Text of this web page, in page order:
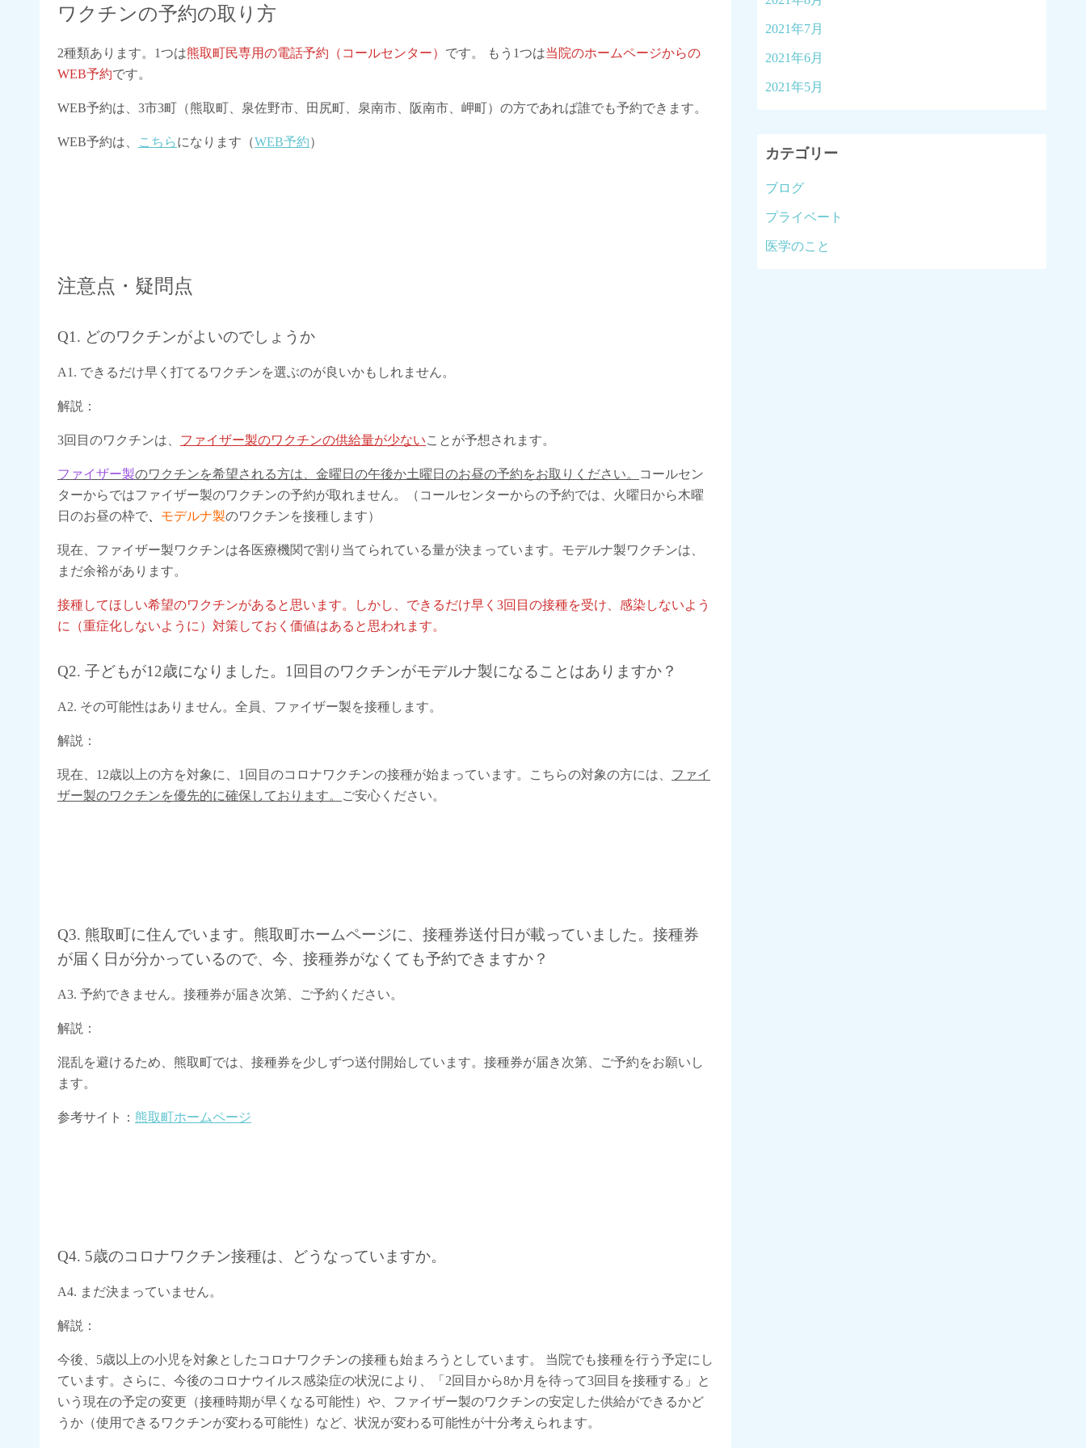
ワクチンの予約の取り方
2種類あります。1つは熊取町民専用の電話予約（コールセンター） です。 もう1つは当院のホームページからの
WEB予約です。
WEB予約は、3市3町（熊取町、泉佐野市、田尻町、泉南市、阪南市、岬町）の方であれば誰でも予約できます。
WEB予約は、 こちらになります（WEB予約）
注意点・疑問点
Q1. どのワクチンがよいのでしょうか
A1. できるだけ早く打てるワクチンを選ぶのが良いかもしれません。
解説：
3回目のワクチンは、 ファイザー製のワクチンの供給量が少ないことが予想されます。
ファイザー製のワクチンを希望される方は、金曜日の午後か土曜日のお昼の予約をお取りください。
コールセン
ターからではファイザー製のワクチンの予約が取れません。（コールセンターからの予約では、火曜日から木曜
日のお昼の枠で
モデルナ製のワクチンを接種します）
現在、ファイザー製ワクチンは各医療機関で割り当てられている量が決まっています。モデルナ製ワクチンは、
まだ余裕があります。
接種してほしい希望のワクチンがあると思います。しかし、できるだけ早く3回目の接種を受け、感染しないよう
に（重症化しないように）対策しておく価値はあると思われます。
Q2. 子どもが12歳になりました。1回目のワクチンがモデルナ製になることはありますか？
A2. その可能性はありません。全員、ファイザー製を接種します。
解説：
現在、12歳以上の方を対象に、1回目のコロナワクチンの接種が始まっています。こちらの対象の方には、 ファイ
ザー製のワクチンを優先的に確保しております。
ご安心ください。
Q3. 熊取町に住んでいます。熊取町ホームページに、接種券送付日が載っていました。接種券
が届く日が分かっているので、今、接種券がなくても予約できますか？
A3. 予約できません。接種券が届き次第、ご予約ください。
解説：
混乱を避けるため、熊取町では、接種券を少しずつ送付開始しています。接種券が届き次第、ご予約をお願いし
ます。
参考サイト： 熊取町ホームページ
Q4. 5歳のコロナワクチン接種は、どうなっていますか。
A4. まだ決まっていません。
解説：
今後、5歳以上の小児を対象としたコロナワクチンの接種も始まろうとしています。 当院でも接種を行う予定にし
ています。さらに、今後のコロナウイルス感染症の状況により、「2回目から8か月を待って3回目を接種する」と
いう現在の予定の変更（接種時期が早くなる可能性）や、ファイザー製のワクチンの安定した供給ができるかど
うか（使用できるワクチンが変わる可能性）など、状況が変わる可能性が十分考えられます。
2021年7月
2021年6月
2021年5月
カテゴリー
ブログ
プライベート
医学のこと